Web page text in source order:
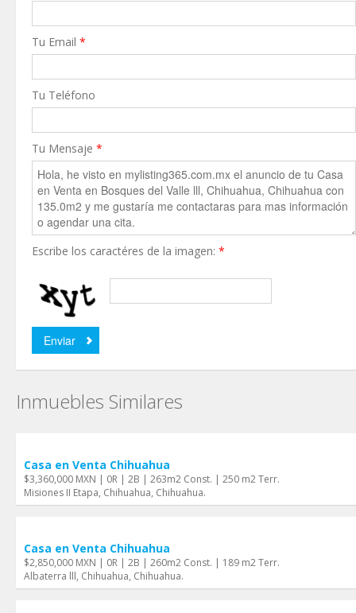
Tu Email *
Tu Teléfono
Tu Mensaje *
Escribe los caractéres de la imagen: *
Inmuebles Similares
Casa en Venta Chihuahua
$3,360,000 MXN | 0R | 2B | 263m2 Const. | 250 m2 Terr.
Misiones II Etapa, Chihuahua, Chihuahua.
Casa en Venta Chihuahua
$2,850,000 MXN | 0R | 2B | 260m2 Const. | 189 m2 Terr.
Albaterra lll, Chihuahua, Chihuahua.